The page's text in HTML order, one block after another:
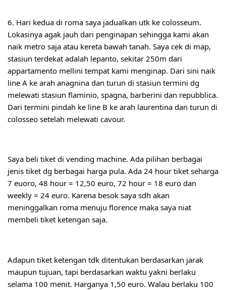
6. Hari kedua di roma saya jadualkan utk ke colosseum.
Lokasinya agak jauh dari penginapan sehingga kami akan
naik metro saja atau kereta bawah tanah. Saya cek di map,
stasiun terdekat adalah lepanto, sekitar 250m dari
appartamento mellini tempat kami menginap. Dari sini naik
line A ke arah anagnina dan turun di stasiun termini dg
melewati stasiun flaminio, spagna, barberini dan repubblica.
Dari termini pindah ke line B ke arah laurentina dan turun di
colosseo setelah melewati cavour.
Saya beli tiket di vending machine. Ada pilihan berbagai
jenis tiket dg berbagai harga pula. Ada 24 hour tiket seharga
7 euoro, 48 hour = 12,50 euro, 72 hour = 18 euro dan
weekly = 24 euro. Karena besok saya sdh akan
meninggalkan roma menuju florence maka saya niat
membeli tiket ketengan saja.
Adapun tiket ketengan tdk ditentukan berdasarkan jarak
maupun tujuan, tapi berdasarkan waktu yakni berlaku
selama 100 menit. Harganya 1,50 euro. Walau berlaku 100